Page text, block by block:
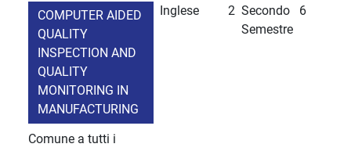
COMPUTER AIDED
QUALITY
INSPECTION AND
QUALITY
MONITORING IN
MANUFACTURING
Comune a tutti i
Inglese 2 Secondo
Semestre
6